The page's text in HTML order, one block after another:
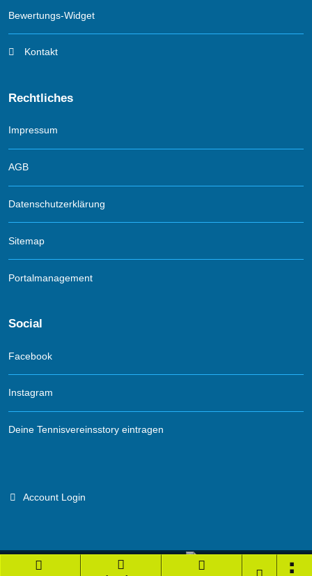
Bewertungs-Widget
Kontakt
Rechtliches
Impressum
AGB
Datenschutzerklärung
Sitemap
Portalmanagement
Social
Facebook
Instagram
Deine Tennisvereinsstory eintragen
Account Login
Branchenportal Software made in Germany